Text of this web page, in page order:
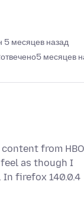
5 месяцев назад
отвечено5 месяцев
from HBO
as though I
firefox 140.0.4